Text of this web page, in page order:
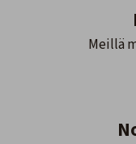
Meillä